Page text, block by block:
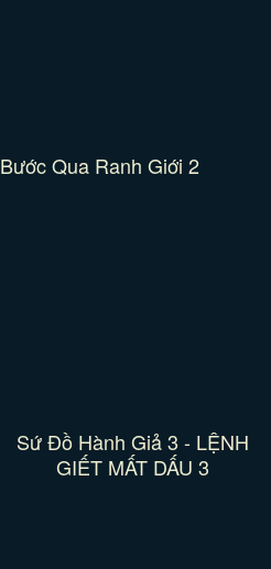
Bước Qua Ranh Giới 2
Sứ Đồ Hành Giả 3 - LỆNH
GIẾT MẤT DẤU 3